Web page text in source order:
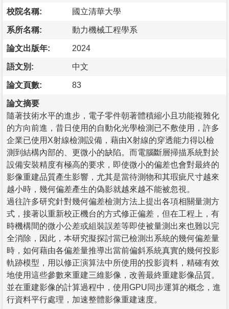
校院名稱: 國立清華大學
系所名稱: 動力機械工程學系
論文出版年: 2024
語文別: 中文
論文頁數: 83
論文摘要
隨著技術水平的進步，電子零件朝著體積縮小且功能複雜化
的方向前進，昔日使用的自動化光學檢測已不敷使用，許多
企業已使用X射線檢測設備，藉由X射線的穿透能力得以檢
測到結構內部的、更微小的缺陷。而電腦斷層掃描系統對於
設備安裝精度有極高的要求，即使微小的偏差也會對最終的
影像重建品質產生影響，尤其是當待測物和其瑕疵尺寸越來
越小時，幾何偏差產生的偽影就越來越不能被忽視。
過往許多研究針對幾何偏差檢測方法上提出各項相關量測方
式，接著以重新校正機台的方式修正偏差，但在工程上，有
時機構間的微小公差或組裝誤差等即使被量測出來也難以完
全消除，因此，本研究擬探討當已檢測出系統的幾何偏差量
時，如何藉由各偏差量推導出當前偏斜系統真實的幾何投影
軌跡模型，用以修正演算法中所使用的投影資料，精確有效
地使用這些參數來重建三維影像，改善最終重建影像品質。
並在重建影像的計算過程中，使用GPU同步運算的概念，進
行資料平行處理，加速整體影像重建速度。